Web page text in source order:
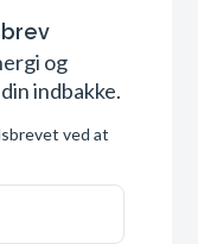
og
indbakke.
ved at